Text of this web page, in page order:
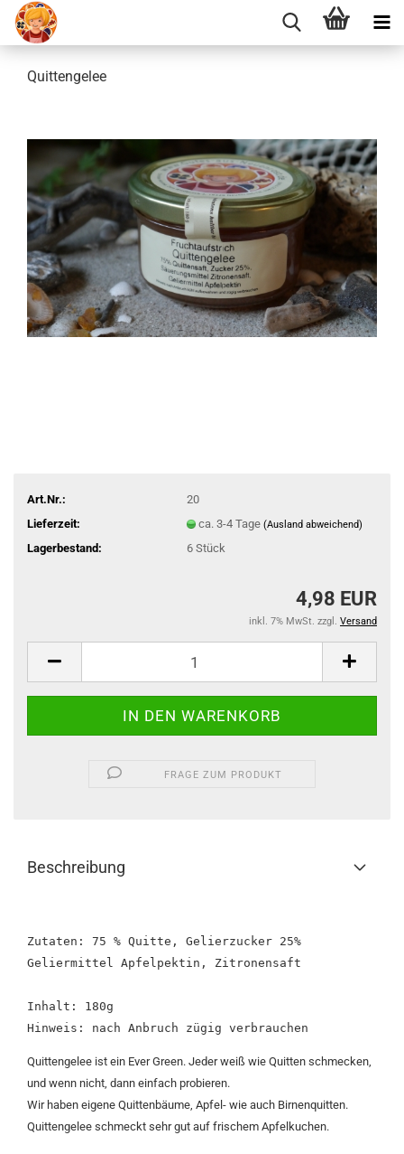
Quittengelee
Art.Nr.:
20
Lieferzeit:
ca. 3-4 Tage (Ausland abweichend)
Lagerbestand: 6 Stück
4,98 EUR
inkl. 7% MwSt. zzgl. Versand
FRAGE ZUM PRODUKT
Beschreibung
Zutaten: 75 % Quitte, Gelierzucker 25%
Geliermittel Apfelpektin, Zitronensaft
Inhalt: 180g
Quittengelee ist ein Ever Green. Jeder weiß wie Quitten schmecken,
und wenn nicht, dann einfach probieren.
Wir haben eigene Quittenbäume, Apfel- wie auch Birnenquitten.
Quittengelee schmeckt sehr gut auf frischem Apfelkuchen.